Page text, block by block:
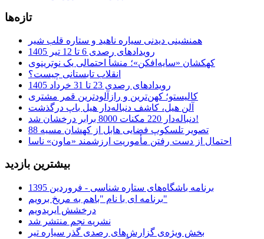
تازه‌ها
همنشینی دیدنی سیاره ناهید و ستاره قلب شیر
رویدادهای رصدی 6 تا 12 تیر 1405
کهکشان «سایه‌افکن»؛ منشأ احتمالی یک نوترینوی
انقلاب تابستانی چیست؟
رویدادهای رصدی 23 تا 31 خرداد 1405
کالیستو؛ کهن‌ترین و رازآلودترین قمر مشتری
آلن هیل، کاشف دنباله‌دار هیل باپ درگذشت
دنباله‌دار 220 مکنات 8000 برابر درخشان شد!
تصویر تلسکوپ فضایی هابل از کهشان مسیه 88
احتمال از دست رفتن مأموریت ارزشمند «ماون» ناسا
بیشترین بازدید
برنامه باشگاه‌های ستاره شناسی - فروردین 1395
برنامه ای با نام "باهم به مریخ برویم"
درخشش ایریدویم
نشریه نجم منتشر شد
بخش ویژه‌ی گزارش‌های رصدی گذر سیاره تیر